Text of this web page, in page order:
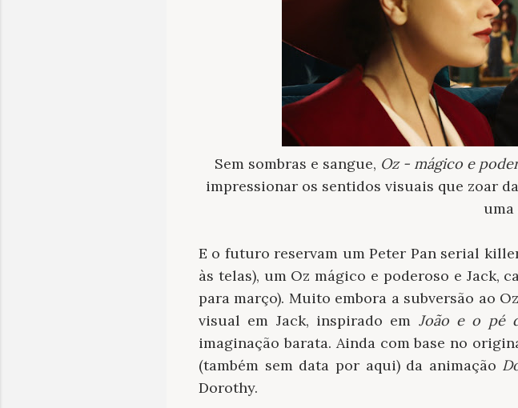
Sem sombras e sangue, Oz - mágico e
impressionar os sentidos visuais que zoar
uma
E o futuro reservam um Peter Pan serial
às telas), um Oz mágico e poderoso e Jack,
para março). Muito embora a subversão ao
visual em Jack, inspirado em João e o pé
imaginação barata. Ainda com base no
(também sem data por aqui) da animação
Dorothy.